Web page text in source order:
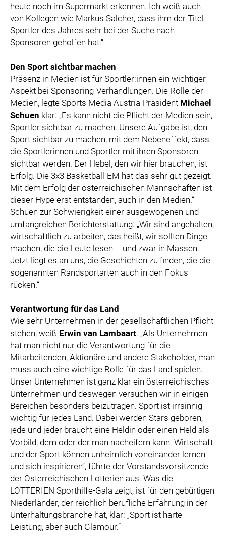
heute noch im Supermarkt erkennen. Ich weiß auch
von Kollegen wie Markus Salcher, dass ihm der Titel
Sportler des Jahres sehr bei der Suche nach
Sponsoren geholfen hat.“
Den Sport sichtbar machen
Präsenz in Medien ist für Sportler:innen ein wichtiger
Aspekt bei Sponsoring-Verhandlungen. Die Rolle der
Medien, legte Sports Media Austria-Präsident Michael
Schuen klar: „Es kann nicht die Pflicht der Medien sein,
Sportler sichtbar zu machen. Unsere Aufgabe ist, den
Sport sichtbar zu machen, mit dem Nebeneffekt, dass
die Sportlerinnen und Sportler mit ihren Sponsoren
sichtbar werden. Der Hebel, den wir hier brauchen, ist
Erfolg. Die 3x3 Basketball-EM hat das sehr gut gezeigt.
Mit dem Erfolg der österreichischen Mannschaften ist
dieser Hype erst entstanden, auch in den Medien.“
Schuen zur Schwierigkeit einer ausgewogenen und
umfangreichen Berichterstattung: „Wir sind angehalten,
wirtschaftlich zu arbeiten, das heißt, wir sollten Dinge
machen, die die Leute lesen – und zwar in Massen.
Jetzt liegt es an uns, die Geschichten zu finden, die die
sogenannten Randsportarten auch in den Fokus
rücken.“
Verantwortung für das Land
Wie sehr Unternehmen in der gesellschaftlichen Pflicht
stehen, weiß Erwin van Lambaart. „Als Unternehmen
hat man nicht nur die Verantwortung für die
Mitarbeitenden, Aktionäre und andere Stakeholder, man
muss auch eine wichtige Rolle für das Land spielen.
Unser Unternehmen ist ganz klar ein österreichisches
Unternehmen und deswegen versuchen wir in einigen
Bereichen besonders beizutragen. Sport ist irrsinnig
wichtig für jedes Land. Dabei werden Stars geboren,
jede und jeder braucht eine Heldin oder einen Held als
Vorbild, dem oder der man nacheifern kann. Wirtschaft
und der Sport können unheimlich voneinander lernen
und sich inspirieren“, führte der Vorstandsvorsitzende
der Österreichischen Lotterien aus. Was die
LOTTERIEN Sporthilfe-Gala zeigt, ist für den gebürtigen
Niederländer, der reichlich berufliche Erfahrung in der
Unterhaltungsbranche hat, klar: „Sport ist harte
Leistung, aber auch Glamour.“